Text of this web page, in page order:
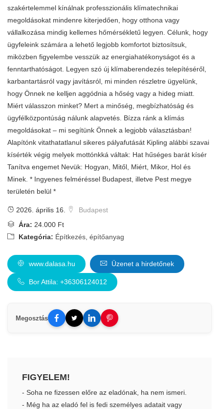
szakértelemmel kínálnak professzionális klímatechnikai
megoldásokat mindenre kiterjedően, hogy otthona vagy
vállalkozása mindig kellemes hőmérsékletű legyen. Célunk, hogy
ügyfeleink számára a lehető legjobb komfortot biztosítsuk,
miközben figyelembe vesszük az energiahatékonyságot és a
fenntarthatóságot. Legyen szó új klímaberendezés telepítéséről,
karbantartásról vagy javításról, mi minden részletre ügyelünk,
hogy Önnek ne kelljen aggódnia a hőség vagy a hideg miatt.
Miért válasszon minket? Mert a minőség, megbízhatóság és
ügyfélközpontúság nálunk alapvetés. Bízza ránk a klímás
megoldásokat – mi segítünk Önnek a legjobb választásban!
Alapítónk vitathatatlanul sikeres pályafutását Kipling alábbi szavai
kísérték végig melyek mottónkká váltak: Hat hűséges barát kísér
Tanítva engemet Nevük: Hogyan, Mitől, Miért, Mikor, Hol és
Minek. * Ingyenes felméréssel Budapest, illetve Pest megye
területén belül *
2026. április 16.
Budapest
Ára: 24.000 Ft
Kategória: Építkezés, építőanyag
www.dalasa.hu Üzenet a hirdetőnek
Bor Attila: +36306124012
Megosztás
FIGYELEM!
- Soha ne fizessen előre az eladónak, ha nem ismeri.
- Még ha az eladó fel is fedi személyes adatait vagy